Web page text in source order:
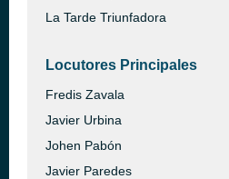
La Tarde Triunfadora
Locutores Principales
Fredis Zavala
Javier Urbina
Johen Pabón
Javier Paredes